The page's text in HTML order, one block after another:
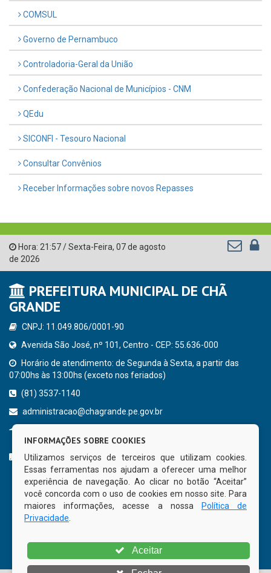
COMSUL
Governo de Pernambuco
Controladoria-Geral da União
Confederação Nacional de Municípios - CNM
QEdu
SICONFI - Tesouro Nacional
Consultar Convênios
Receber Informações sobre novos Repasses
Hora: 21:57/Sexta-Feira, 07 de agosto
de 2026
PREFEITURA MUNICIPAL DE CHÃ
GRANDE
CNPJ: 11.049.806/0001-90
Avenida São José, nº 101, Centro - CEP: 55.636-000
Horário de atendimento: de Segunda à Sexta, a partir das
07:00hs às 13:00hs (exceto nos feriados)
(81) 3537-1140
administracao@chagrande.pe.gov.br
CURTA NOSSA FAN PAGE
INFORMAÇÕES SOBRE COOKIES
Utilizamos serviços de terceiros que utilizam cookies.
Essas ferramentas nos ajudam a oferecer uma melhor
experiência de navegação. Ao clicar no botão “Aceitar”
você concorda com o uso de cookies em nosso site. Para
maiores informações, acesse a nossa
Política de
Privacidade
Aceitar